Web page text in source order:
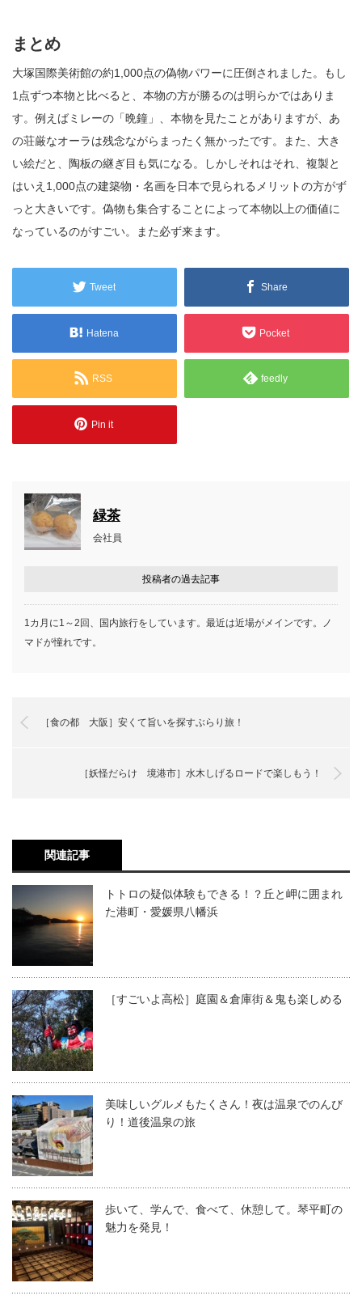
まとめ
大塚国際美術館の約1,000点の偽物パワーに圧倒されました。もし
1点ずつ本物と比べると、本物の方が勝るのは明らかではありま
す。例えばミレーの「晩鐘」、本物を見たことがありますが、あ
の荘厳なオーラは残念ながらまったく無かったです。また、大き
い絵だと、陶板の継ぎ目も気になる。しかしそれはそれ、複製と
はいえ1,000点の建築物・名画を日本で見られるメリットの方がず
っと大きいです。偽物も集合することによって本物以上の価値に
なっているのがすごい。また必ず来ます。
Tweet Share
Hatena Pocket
RSS feedly
Pin it
緑茶
会社員
投稿者の過去記事
1カ月に1～2回、国内旅行をしています。最近は近場がメインです。ノ
マドが憧れです。
［食の都 大阪］安くて旨いを探すぶらり旅！
［妖怪だらけ 境港市］水木しげるロードで楽しもう！
関連記事
トトロの疑似体験もできる！？丘と岬に囲まれ
た港町・愛媛県八幡浜
［すごいよ高松］庭園＆倉庫街＆鬼も楽しめる
美味しいグルメもたくさん！夜は温泉でのんび
り！道後温泉の旅
歩いて、学んで、食べて、休憩して。琴平町の
魅力を発見！